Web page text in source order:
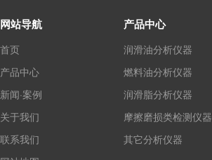
网站导航
首页
产品中心
新闻·案例
关于我们
联系我们
产品中心
润滑油分析仪器
燃料油分析仪器
润滑脂分析仪器
摩擦磨损类检测仪器
其它分析仪器